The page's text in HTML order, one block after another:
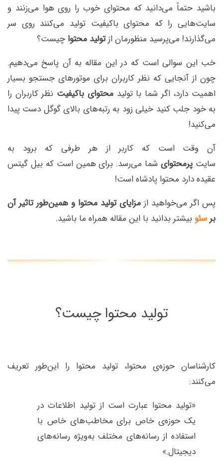
باشید حتماً می‌دانید که محتوای خوب را روی هوا می‌زنند و
سایت‌هایی را که محتوای باکیفیت تولید می‌کنند روی سر
می‌گذارند! می‌پرسید منظورمان ازتولید محتواچیست؟
خب این سوالی است که در این مقاله به آن پاسخ می‌دهیم.
چون از آنجایی که نظر کاربران برای موتورهای جستجو بسیار
اهمیت دارد، اگر شما با تولید محتوای باکیفیتنظر کاربران را
به خود جلب کنید خیلی زود به رتبه‌های بالای گوگل دست پیدا
می‌کنید!
آن وقت است که کاربر از هر طرفی که برود به
سایت پرمحتوایشما می‌رسد. برای همین است که بیل گیتس
عقیده دارد محتوا پادشاه است!
پس اگر می‌خواهید از مزایای تولید محتوا و همین‌طور تاثیر آن
برسئوبیشتر بدانید با این مقاله همراه ما باشید.
تولید محتوا چیست؟
کارشناسان حوزه‌ی محتوا، تولید محتوا را این‌طور تعریف
می‌کنند:
«تولید محتوا عبارت است از تولید اطلاعات در
یک حوزه‌ی خاص برای مخاطب‌های خاص با
استفاده از رسانه‌های مختلف به‌ویژه رسانه‌های
دیجیتال.»